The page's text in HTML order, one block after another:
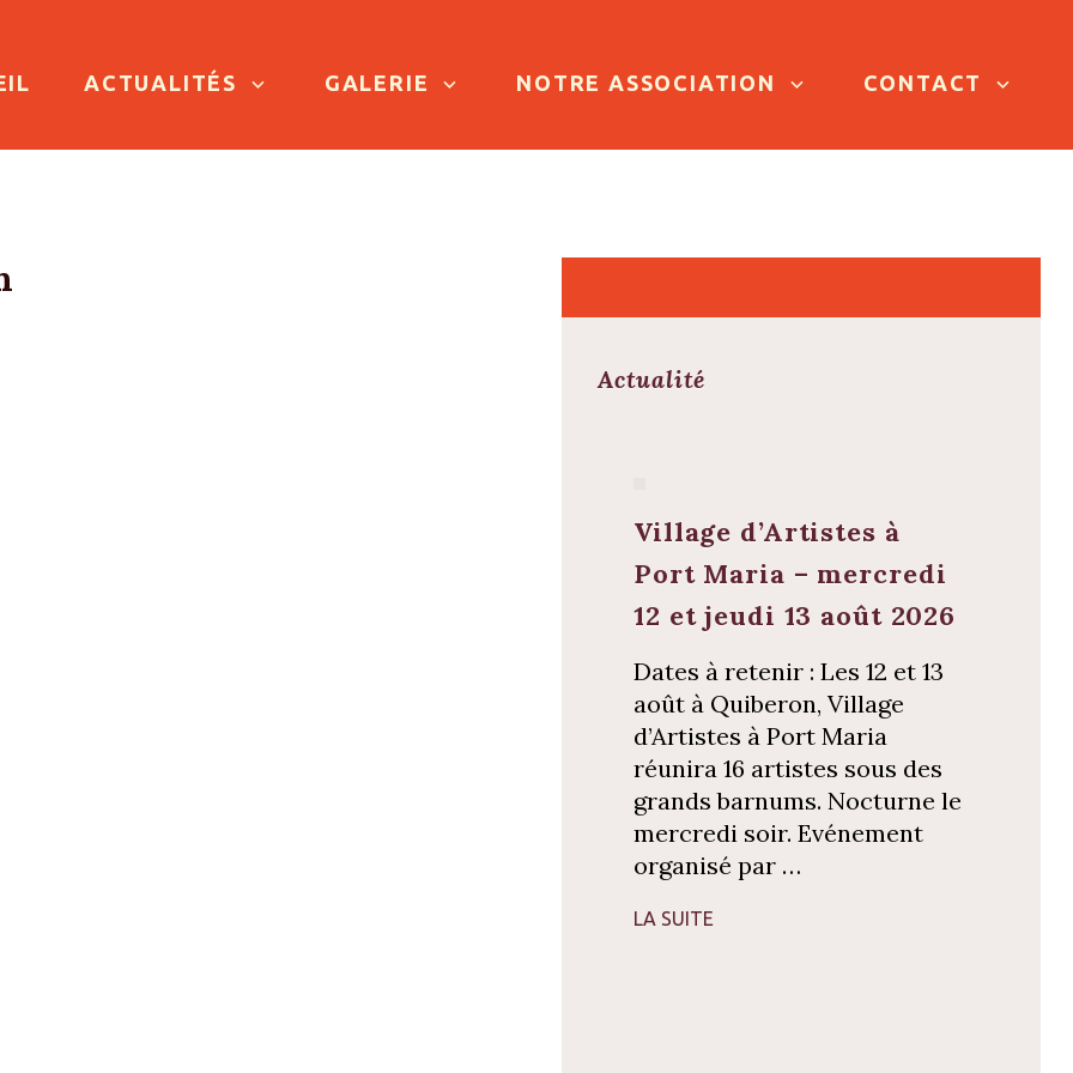
ACTUALITÉS GALERIE NOTRE ASSOCIATION CONTACT
Actualité
Village d’Artistes à
Port Maria – mercredi
12 et jeudi 13 août 2026
Dates à retenir : Les 12 et 13
août à Quiberon, Village
d’Artistes à Port Maria
réunira 16 artistes sous des
grands barnums. Nocturne le
mercredi soir. Evénement
organisé par …
LA SUITE